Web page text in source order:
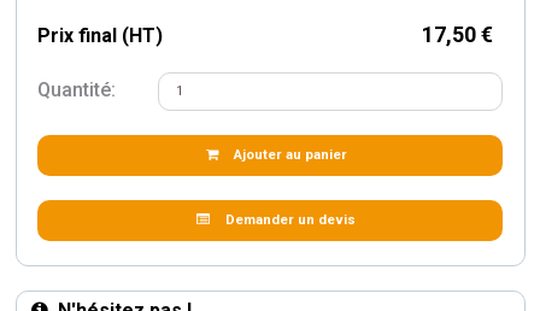
Prix final (HT) 17,50 €
Quantité:
Ajouter au panier
Demander un devis